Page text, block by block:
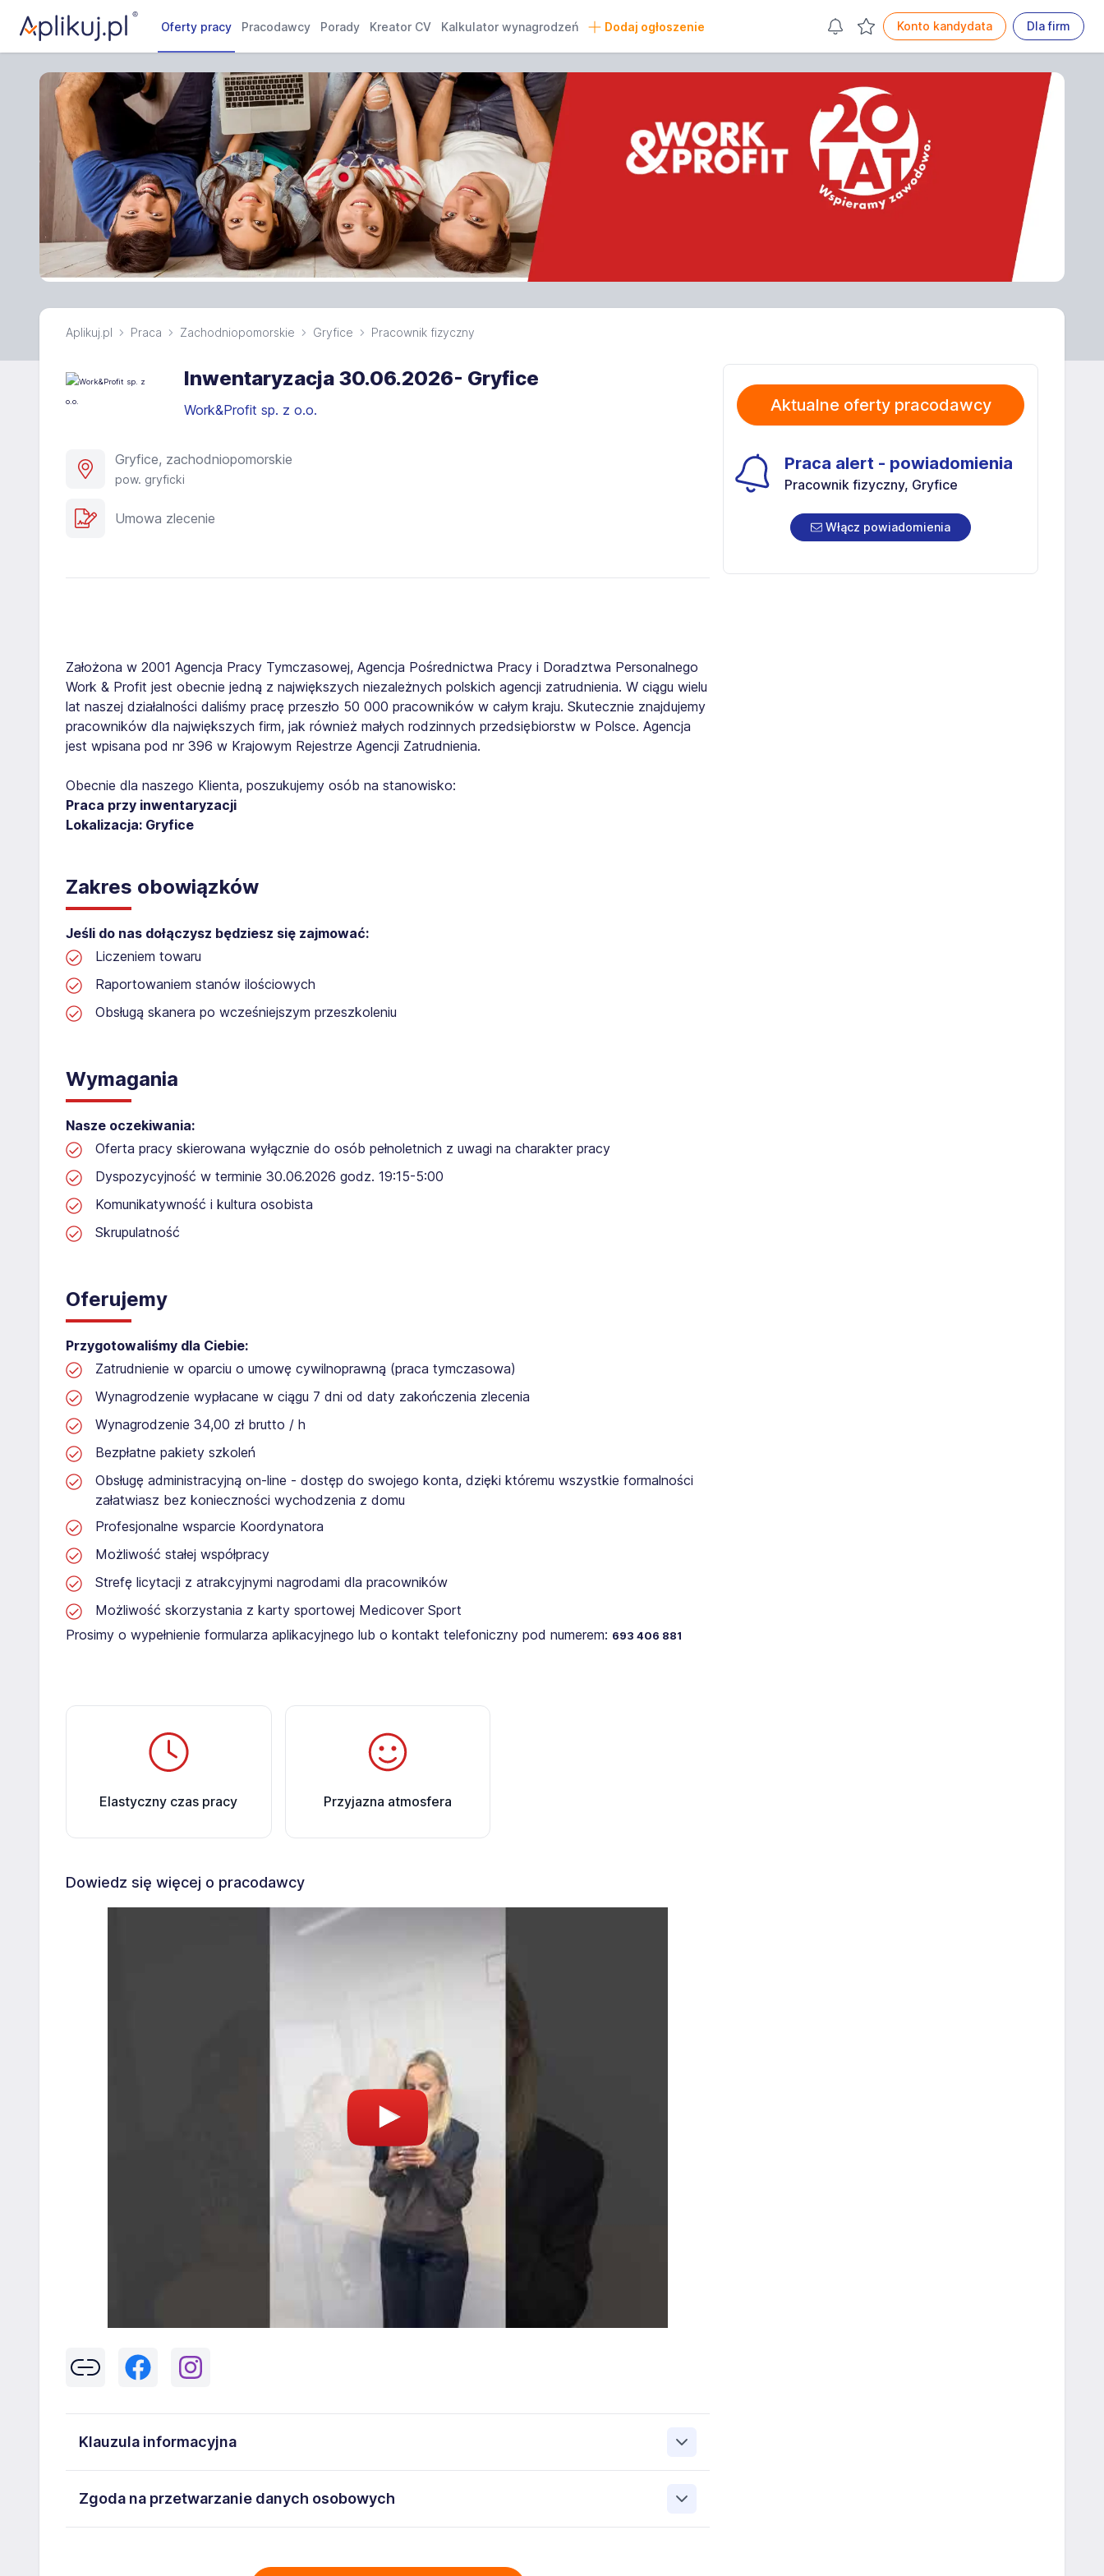
Oferty pracy Pracodawcy Porady Kreator CV Kalkulator wynagrodzeń Dodaj ogłoszenie Konto kandydata Dla firm
Aplikuj.pl Praca Zachodniopomorskie Gryfice Pracownik fizyczny
Inwentaryzacja 30.06.2026- Gryfice
Work&Profit sp. z o.o.
Gryfice, zachodniopomorskie
pow. gryficki
Umowa zlecenie
Założona w 2001 Agencja Pracy Tymczasowej, Agencja Pośrednictwa Pracy i Doradztwa Personalnego
Work & Profit jest obecnie jedną z największych niezależnych polskich agencji zatrudnienia. W ciągu wielu
lat naszej działalności daliśmy pracę przeszło 50 000 pracowników w całym kraju. Skutecznie znajdujemy
pracowników dla największych firm, jak również małych rodzinnych przedsiębiorstw w Polsce. Agencja
jest wpisana pod nr 396 w Krajowym Rejestrze Agencji Zatrudnienia.
Obecnie dla naszego Klienta, poszukujemy osób na stanowisko:
Praca przy inwentaryzacji
Lokalizacja: Gryfice
Zakres obowiązków
Jeśli do nas dołączysz będziesz się zajmować:
Liczeniem towaru
Raportowaniem stanów ilościowych
Obsługą skanera po wcześniejszym przeszkoleniu
Wymagania
Nasze oczekiwania:
Oferta pracy skierowana wyłącznie do osób pełnoletnich z uwagi na charakter pracy
Dyspozycyjność w terminie 30.06.2026 godz. 19:15-5:00
Komunikatywność i kultura osobista
Skrupulatność
Oferujemy
Przygotowaliśmy dla Ciebie:
Zatrudnienie w oparciu o umowę cywilnoprawną (praca tymczasowa)
Wynagrodzenie wypłacane w ciągu 7 dni od daty zakończenia zlecenia
Wynagrodzenie 34,00 zł brutto / h
Bezpłatne pakiety szkoleń
Obsługę administracyjną on-line - dostęp do swojego konta, dzięki któremu wszystkie formalności
załatwiasz bez konieczności wychodzenia z domu
Profesjonalne wsparcie Koordynatora
Możliwość stałej współpracy
Strefę licytacji z atrakcyjnymi nagrodami dla pracowników
Możliwość skorzystania z karty sportowej Medicover Sport
Prosimy o wypełnienie formularza aplikacyjnego lub o kontakt telefoniczny pod numerem: 693 406 881
Elastyczny czas pracy Przyjazna atmosfera
Dowiedz się więcej o pracodawcy
Klauzula informacyjna
43-300 Bielsko-Biała danych osobowych zawartych w zgłoszeniu rekrutacyjnym w celu prowadzenia rekrutacji
Zgoda na przetwarzanie danych osobowych
43-300 Bielsko-Biała ul. 11 Listopada 60-62 , NIP: 5471988634 zawartych w załączonych dokumentach
Aktualne oferty pracodawcy
Praca alert - powiadomienia
Pracownik fizyczny, Gryfice
Włącz powiadomienia